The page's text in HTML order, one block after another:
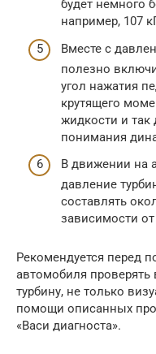
будет немного
например, 107
Вместе с
полезно
угол нажатия
крутящего
жидкости и так
понимания
В движении на
давление
составлять
зависимости
Рекомендуется перед
автомобиля проверять
турбину, не только
помощи описанных
«Васи диагноста».